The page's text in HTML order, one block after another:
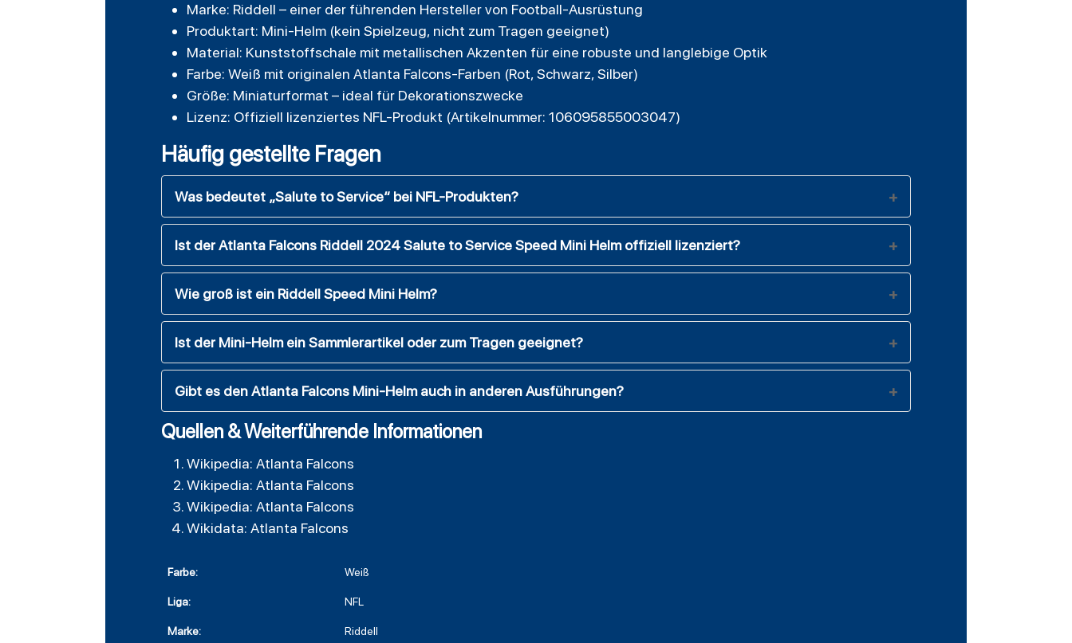
Marke: Riddell – einer der führenden Hersteller von Football-Ausrüstung
Produktart: Mini-Helm (kein Spielzeug, nicht zum Tragen geeignet)
Material: Kunststoffschale mit metallischen Akzenten für eine robuste und langlebige Optik
Farbe: Weiß mit originalen Atlanta Falcons-Farben (Rot, Schwarz, Silber)
Größe: Miniaturformat – ideal für Dekorationszwecke
Lizenz: Offiziell lizenziertes NFL-Produkt (Artikelnummer: 106095855003047)
Häufig gestellte Fragen
Was bedeutet „Salute to Service“ bei NFL-Produkten?
Ist der Atlanta Falcons Riddell 2024 Salute to Service Speed Mini Helm offiziell lizenziert?
Wie groß ist ein Riddell Speed Mini Helm?
Ist der Mini-Helm ein Sammlerartikel oder zum Tragen geeignet?
Gibt es den Atlanta Falcons Mini-Helm auch in anderen Ausführungen?
Quellen & Weiterführende Informationen
Wikipedia: Atlanta Falcons
Wikipedia: Atlanta Falcons
Wikipedia: Atlanta Falcons
Wikidata: Atlanta Falcons
Farbe: Weiß
Liga: NFL
Marke: Riddell